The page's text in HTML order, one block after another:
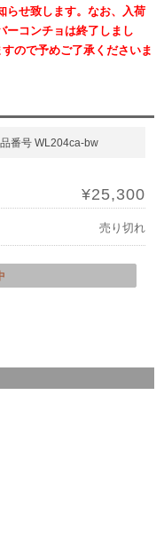
せ致します。なお、入荷
コンチョは終了しまし
ので予めご了承くださいま
番号 WL204ca-bw
¥25,300
売り切れ